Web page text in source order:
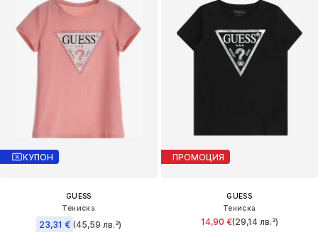
КУПОН
GUESS
Тениска
23,31 € (45,59 лв.³)
ПРОМОЦИЯ
GUESS
Тениска
14,90 €(29,14 лв.³)